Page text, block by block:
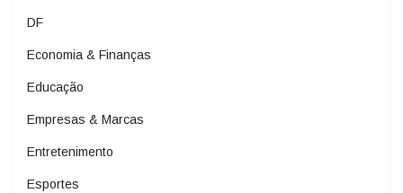
DF
Economia & Finanças
Educação
Empresas & Marcas
Entretenimento
Esportes